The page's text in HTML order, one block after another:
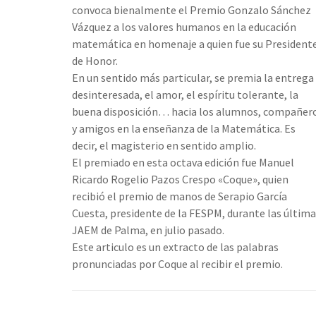
convoca bienalmente el Premio Gonzalo Sánchez
Vázquez a los valores humanos en la educación
matemática en homenaje a quien fue su
de Honor.
En un sentido más particular, se premia la entrega
desinteresada, el amor, el espíritu tolerante, la
buena disposición… hacia los alumnos,
y amigos en la enseñanza de la Matemática. Es
decir, el magisterio en sentido amplio.
El premiado en esta octava edición fue Manuel
Ricardo Rogelio Pazos Crespo «Coque», quien
recibió el premio de manos de Serapio García
Cuesta, presidente de la FESPM, durante las
JAEM de Palma, en julio pasado.
Este articulo es un extracto de las palabras
pronunciadas por Coque al recibir el premio.